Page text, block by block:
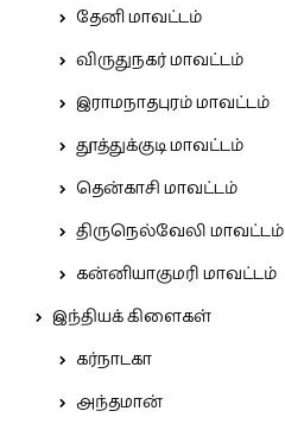
தேனி மாவட்டம்
விருதுநகர் மாவட்டம்
இராமநாதபுரம் மாவட்டம்
தூத்துக்குடி மாவட்டம்
தென்காசி மாவட்டம்
திருநெல்வேலி மாவட்டம்
கன்னியாகுமரி மாவட்டம்
இந்தியக் கிளைகள்
கர்நாடகா
அந்தமான்